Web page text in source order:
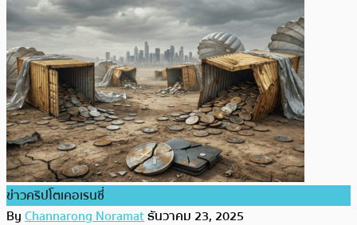
ข่าวคริปโตเคอเรนซี่
ByChannarong Noramatธันวาคม 23, 2025